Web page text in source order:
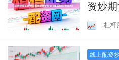
资炒
益的？
杠杆
线上配资